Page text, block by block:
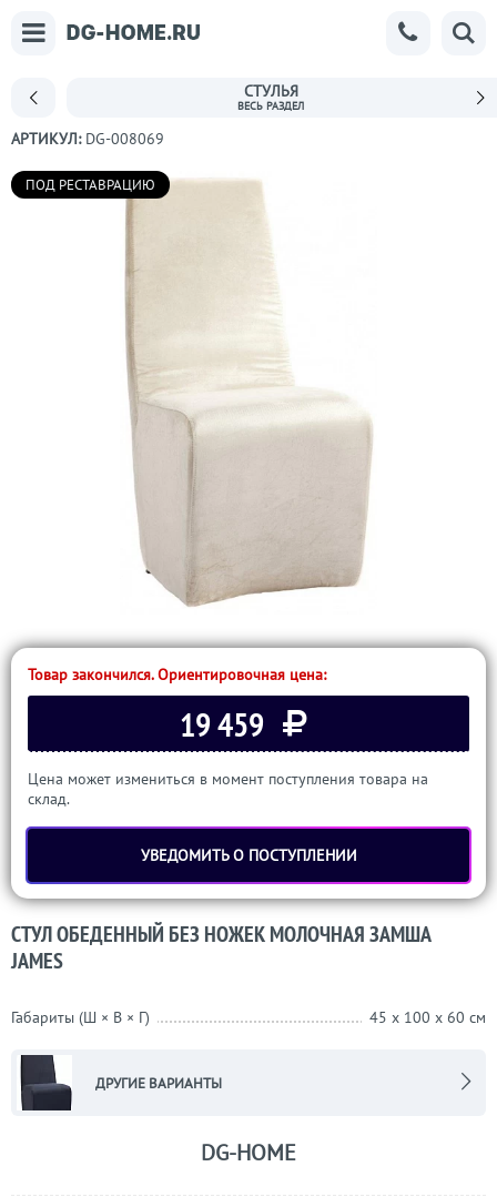
СТУЛЬЯ
АРТИКУЛ: DG-008069
ПОД РЕСТАВРАЦИЮ
Товар закончился. Ориентировочная цена:
19 459
Цена может измениться в момент поступления товара на
склад.
УВЕДОМИТЬ О ПОСТУПЛЕНИИ
СТУЛ ОБЕДЕННЫЙ БЕЗ НОЖЕК МОЛОЧНАЯ ЗАМША
JAMES
Габариты (Ш × В × Г) 45 x 100 x 60 см
ДРУГИЕ ВАРИАНТЫ
DG-HOME